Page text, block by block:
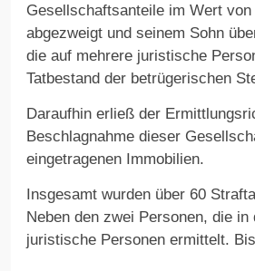
Gesellschaftsanteile im Wert
abgezweigt und seinem Sohn
die auf mehrere juristische
Tatbestand der betrügerischen
Daraufhin erließ der
Beschlagnahme dieser
eingetragenen Immobilien.
Insgesamt wurden über 60
Neben den zwei Personen, die
juristische Personen ermittelt.